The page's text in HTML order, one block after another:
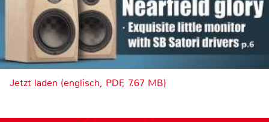
Jetzt laden (englisch, PDF, 7.67 MB)